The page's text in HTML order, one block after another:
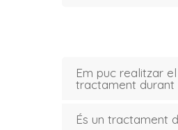
Em puc realitzar el
tractament durant
És un tractament